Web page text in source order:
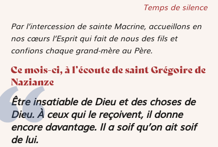
Temps de silence
Par l’intercession de sainte Macrine, accueillons en
nos cœurs l’Esprit qui fait de nous des fils et
confions chaque grand-mère au Père.
Ce mois-ci, à l’écoute de saint Grégoire de
Nazianze
Être insatiable de Dieu et des choses de
Dieu. À ceux qui le reçoivent, il donne
encore davantage. Il a soif qu’on ait soif
de lui.